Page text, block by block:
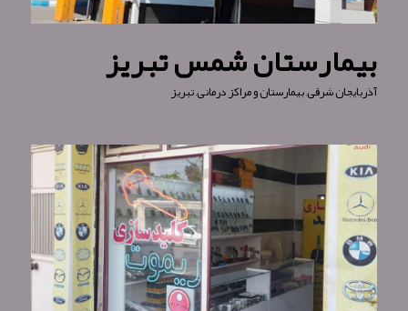
بیمارستان شمس تبریز
آذربایجان شرقی,بیمارستان و مراکز درمانی,تبریز